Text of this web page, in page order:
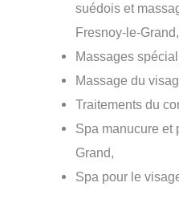
suédois et
Fresnoy-le-Grand,
Massages
Massage du
Traitements du
Spa manucure et
Grand,
Spa pour le